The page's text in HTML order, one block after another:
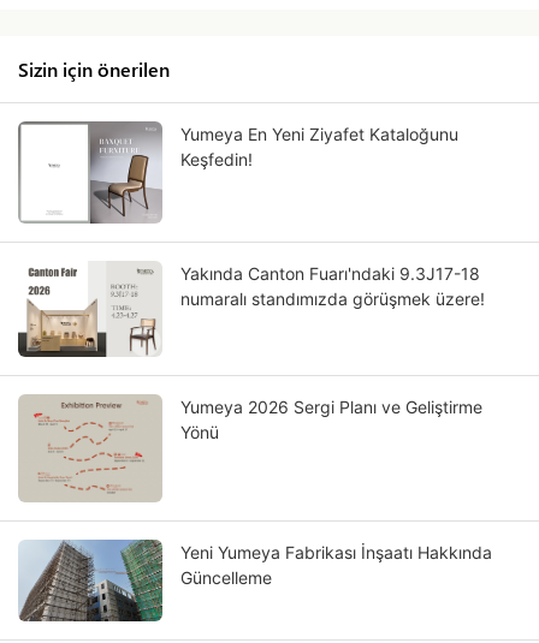
Sizin için önerilen
Yumeya En Yeni Ziyafet Kataloğunu
Keşfedin!
Yakında Canton Fuarı'ndaki 9.3J17-18
numaralı standımızda görüşmek üzere!
Yumeya 2026 Sergi Planı ve Geliştirme
Yönü
Yeni Yumeya Fabrikası İnşaatı Hakkında
Güncelleme